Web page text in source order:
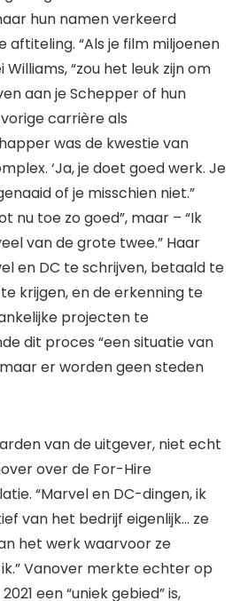
hun namen verkeerd
aftiteling. “Als je film miljoenen
“zou het leuk zijn om
aan je Schepper of hun
vorige carrière als
was de kwestie van
‘Ja, je doet goed werk. Je
of je misschien niet.”
nu toe zo goed”, maar – “Ik
van de grote twee.” Haar
en DC te schrijven, betaald te
krijgen, en de erkenning te
projecten te
dit proces “een situatie van
er worden geen steden
van de uitgever, niet echt
over de For-Hire
“Marvel en DC-dingen, ik
van het bedrijf eigenlijk… ze
het werk waarvoor ze
Vanover merkte echter op
een “uniek gebied” is,